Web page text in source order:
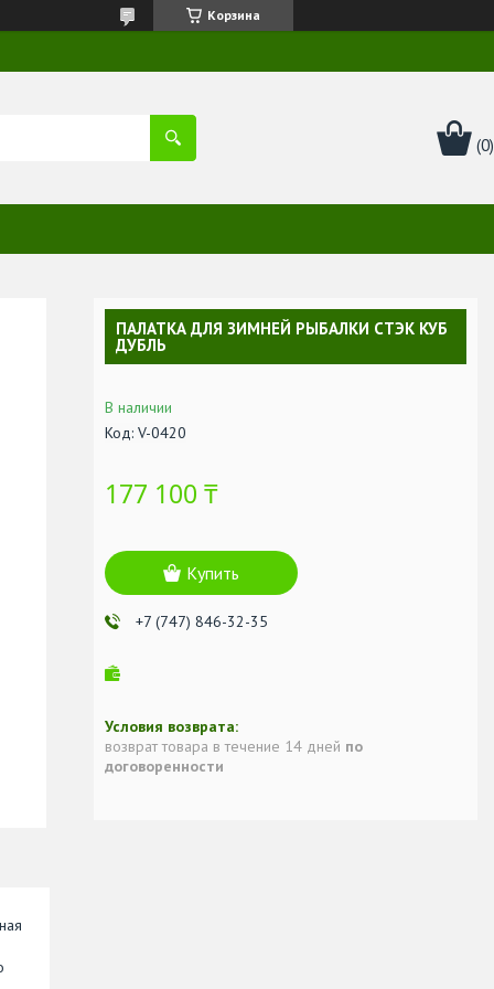
Корзина
ПАЛАТКА ДЛЯ ЗИМНЕЙ РЫБАЛКИ СТЭК КУБ
ДУБЛЬ
В наличии
Код: V-0420
177 100 ₸
Купить
+7 (747) 846-32-35
возврат товара в течение 14 дней по
договоренности